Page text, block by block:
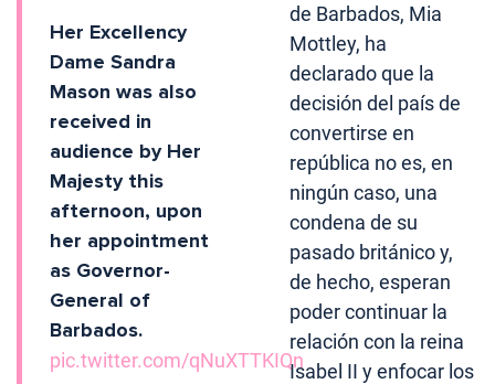
Her Excellency
Dame Sandra
Mason was also
received in
audience by Her
Majesty this
afternoon, upon
her appointment
as Governor-
General of
Barbados.
pic.twitter.com/qNuXTTKIQn
de Barbados, Mia
Mottley, ha
declarado que la
decisión del país de
convertirse en
república no es, en
ningún caso, una
condena de su
pasado británico y,
de hecho, esperan
poder continuar la
relación con la reina
Isabel II y enfocar los